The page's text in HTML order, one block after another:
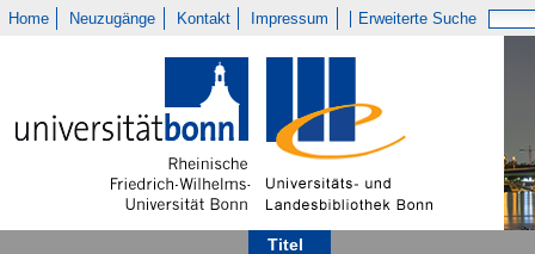
Home Neuzugänge Kontakt Impressum Erweiterte Suche
Titel